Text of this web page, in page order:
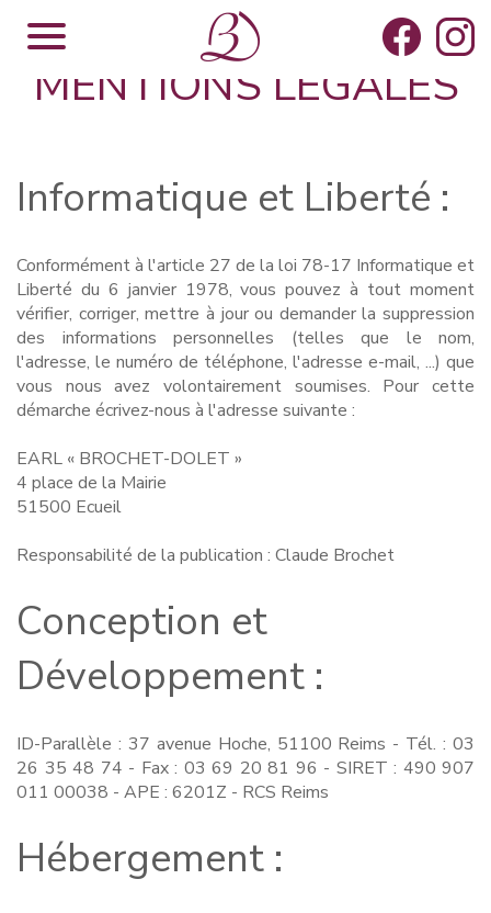
MENTIONS LÉGALES
Informatique et Liberté :
Conformément à l'article 27 de la loi 78-17 Informatique et
Liberté du 6 janvier 1978, vous pouvez à tout moment
vérifier, corriger, mettre à jour ou demander la suppression
des informations personnelles (telles que le nom,
l'adresse, le numéro de téléphone, l'adresse e-mail, ...) que
vous nous avez volontairement soumises. Pour cette
démarche écrivez-nous à l'adresse suivante :
EARL « BROCHET-DOLET »
4 place de la Mairie
51500 Ecueil
Responsabilité de la publication : Claude Brochet
Conception et
Développement :
ID-Parallèle : 37 avenue Hoche, 51100 Reims - Tél. : 03
26 35 48 74 - Fax : 03 69 20 81 96 - SIRET : 490 907
011 00038 - APE : 6201Z - RCS Reims
Hébergement :